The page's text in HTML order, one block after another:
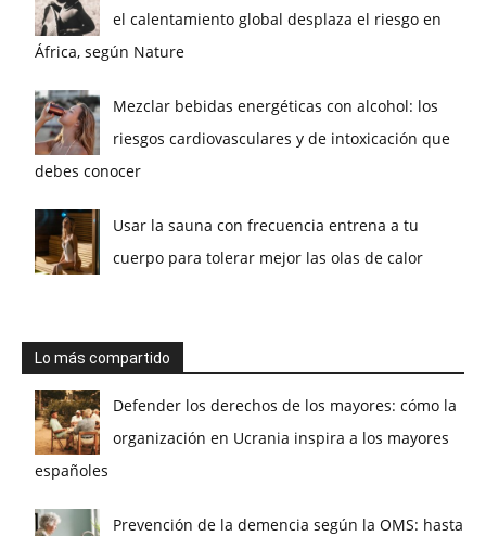
el calentamiento global desplaza el riesgo en
África, según Nature
Mezclar bebidas energéticas con alcohol: los
riesgos cardiovasculares y de intoxicación que
debes conocer
Usar la sauna con frecuencia entrena a tu
cuerpo para tolerar mejor las olas de calor
Lo más compartido
Defender los derechos de los mayores: cómo la
organización en Ucrania inspira a los mayores
españoles
Prevención de la demencia según la OMS: hasta